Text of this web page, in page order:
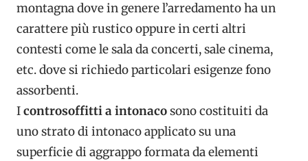
montagna dove in genere l’arredamento ha un
carattere più rustico oppure in certi altri
contesti come le sala da concerti, sale cinema,
etc. dove si richiedo particolari esigenze fono
assorbenti.
Icontrosoffitti a intonacosono costituiti da
uno strato di intonaco applicato su una
superficie di aggrappo formata da elementi